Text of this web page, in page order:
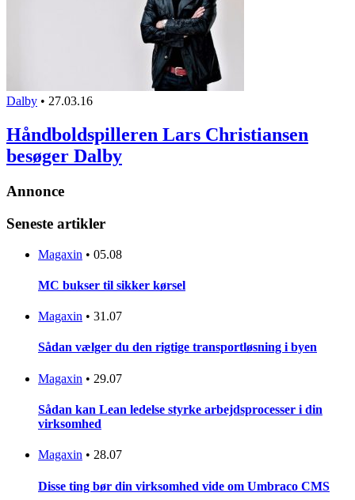
Dalby • 27.03.16
Håndboldspilleren Lars Christiansen
besøger Dalby
Annonce
Seneste artikler
Magaxin • 05.08
MC bukser til sikker kørsel
Magaxin • 31.07
Sådan vælger du den rigtige transportløsning i byen
Magaxin • 29.07
Sådan kan Lean ledelse styrke arbejdsprocesser i din
virksomhed
Magaxin • 28.07
Disse ting bør din virksomhed vide om Umbraco CMS